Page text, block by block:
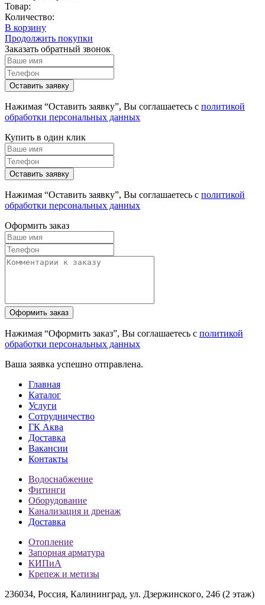
Товар:
Количество:
В корзину
Продолжить покупки
Заказать обратный звонок
Нажимая “Оставить заявку”, Вы соглашаетесь с политикой
обработки персональных данных
Купить в один клик
Нажимая “Оставить заявку”, Вы соглашаетесь с политикой
обработки персональных данных
Оформить заказ
Нажимая “Оформить заказ”, Вы соглашаетесь с политикой
обработки персональных данных
Ваша заявка успешно отправлена.
Главная
Каталог
Услуги
Сотрудничество
ГК Аква
Доставка
Вакансии
Контакты
Водоснабжение
Фитинги
Оборудование
Канализация и дренаж
Доставка
Отопление
Запорная арматура
КИПиА
Крепеж и метизы
236034, Россия, Калининград, ул. Дзержинского, 246 (2 этаж)